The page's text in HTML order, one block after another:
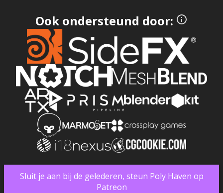
Ook ondersteund door:
Sluit je aan bij de gelederen, steun Poly Haven op
Patreon